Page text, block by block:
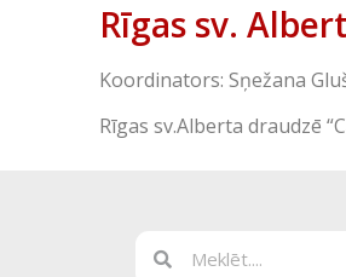
Rīgas sv.
Koordinators: Sņežana
Rīgas sv.Alberta draudzē